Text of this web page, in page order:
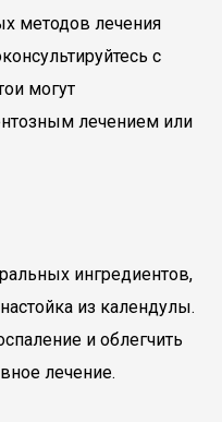
методов лечения
с
могут
лечением или
ингредиентов,
из календулы.
и облегчить
лечение.